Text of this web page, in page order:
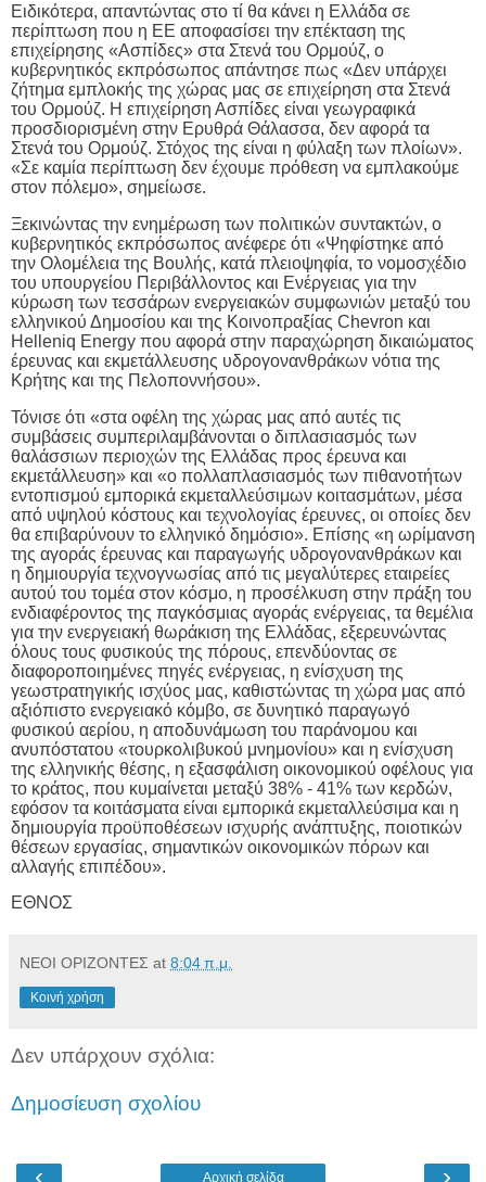
Ειδικότερα, απαντώντας στο τί θα κάνει η Ελλάδα σε
περίπτωση που η ΕΕ αποφασίσει την επέκταση της
επιχείρησης «Ασπίδες» στα Στενά του Ορμούζ, ο
κυβερνητικός εκπρόσωπος απάντησε πως «Δεν υπάρχει
ζήτημα εμπλοκής της χώρας μας σε επιχείρηση στα Στενά
του Ορμούζ. Η επιχείρηση Ασπίδες είναι γεωγραφικά
προσδιορισμένη στην Ερυθρά Θάλασσα, δεν αφορά τα
Στενά του Ορμούζ. Στόχος της είναι η φύλαξη των πλοίων».
«Σε καμία περίπτωση δεν έχουμε πρόθεση να εμπλακούμε
στον πόλεμο», σημείωσε.
Ξεκινώντας την ενημέρωση των πολιτικών συντακτών, ο
κυβερνητικός εκπρόσωπος ανέφερε ότι «Ψηφίστηκε από
την Ολομέλεια της Βουλής, κατά πλειοψηφία, το νομοσχέδιο
του υπουργείου Περιβάλλοντος και Ενέργειας για την
κύρωση των τεσσάρων ενεργειακών συμφωνιών μεταξύ του
ελληνικού Δημοσίου και της Κοινοπραξίας Chevron και
Helleniq Energy που αφορά στην παραχώρηση δικαιώματος
έρευνας και εκμετάλλευσης υδρογονανθράκων νότια της
Κρήτης και της Πελοποννήσου».
Τόνισε ότι «στα οφέλη της χώρας μας από αυτές τις
συμβάσεις συμπεριλαμβάνονται ο διπλασιασμός των
θαλάσσιων περιοχών της Ελλάδας προς έρευνα και
εκμετάλλευση» και «ο πολλαπλασιασμός των πιθανοτήτων
εντοπισμού εμπορικά εκμεταλλεύσιμων κοιτασμάτων, μέσα
από υψηλού κόστους και τεχνολογίας έρευνες, οι οποίες δεν
θα επιβαρύνουν το ελληνικό δημόσιο». Επίσης «η ωρίμανση
της αγοράς έρευνας και παραγωγής υδρογονανθράκων και
η δημιουργία τεχνογνωσίας από τις μεγαλύτερες εταιρείες
αυτού του τομέα στον κόσμο, η προσέλκυση στην πράξη του
ενδιαφέροντος της παγκόσμιας αγοράς ενέργειας, τα θεμέλια
για την ενεργειακή θωράκιση της Ελλάδας, εξερευνώντας
όλους τους φυσικούς της πόρους, επενδύοντας σε
διαφοροποιημένες πηγές ενέργειας, η ενίσχυση της
γεωστρατηγικής ισχύος μας, καθιστώντας τη χώρα μας από
αξιόπιστο ενεργειακό κόμβο, σε δυνητικό παραγωγό
φυσικού αερίου, η αποδυνάμωση του παράνομου και
ανυπόστατου «τουρκολιβυκού μνημονίου» και η ενίσχυση
της ελληνικής θέσης, η εξασφάλιση οικονομικού οφέλους για
το κράτος, που κυμαίνεται μεταξύ 38% - 41% των κερδών,
εφόσον τα κοιτάσματα είναι εμπορικά εκμεταλλεύσιμα και η
δημιουργία προϋποθέσεων ισχυρής ανάπτυξης, ποιοτικών
θέσεων εργασίας, σημαντικών οικονομικών πόρων και
αλλαγής επιπέδου».
ΕΘΝΟΣ
ΝΕΟΙ ΟΡΙΖΟΝΤΕΣ at 8:04 π.μ.
Κοινή χρήση
Δεν υπάρχουν σχόλια:
Δημοσίευση σχολίου
Αρχική σελίδα